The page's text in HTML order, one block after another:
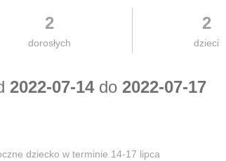
2
dorosłych
2
dzieci
2022-07-14do 2022-07-17
dziecko w terminie 14-17 lipca